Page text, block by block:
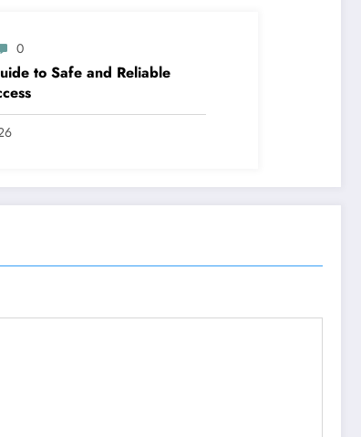
0
to Safe and Reliable